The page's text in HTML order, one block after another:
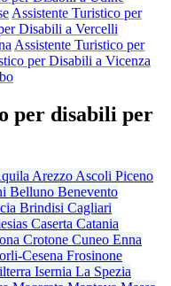
Assistente Turistico per
Disabili a Vercelli
Assistente Turistico per
per Disabili a Vicenza
per disabili per
Arezzo Ascoli Piceno
Belluno Benevento
Brindisi Cagliari
Caserta Catania
Crotone Cuneo Enna
Cesena Frosinone
Isernia La Spezia